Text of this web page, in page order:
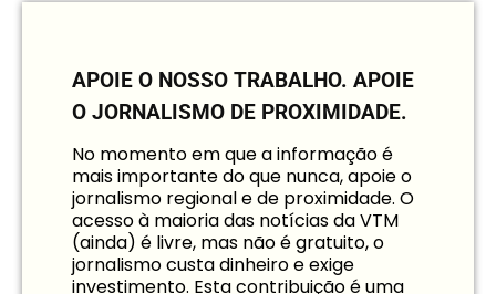
APOIE O NOSSO TRABALHO. APOIE
O JORNALISMO DE PROXIMIDADE.
No momento em que a informação é
mais importante do que nunca, apoie o
jornalismo regional e de proximidade. O
acesso à maioria das notícias da VTM
(ainda) é livre, mas não é gratuito, o
jornalismo custa dinheiro e exige
investimento. Esta contribuição é uma